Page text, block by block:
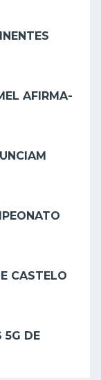
AFIRMA-
CASTELO
5G DE